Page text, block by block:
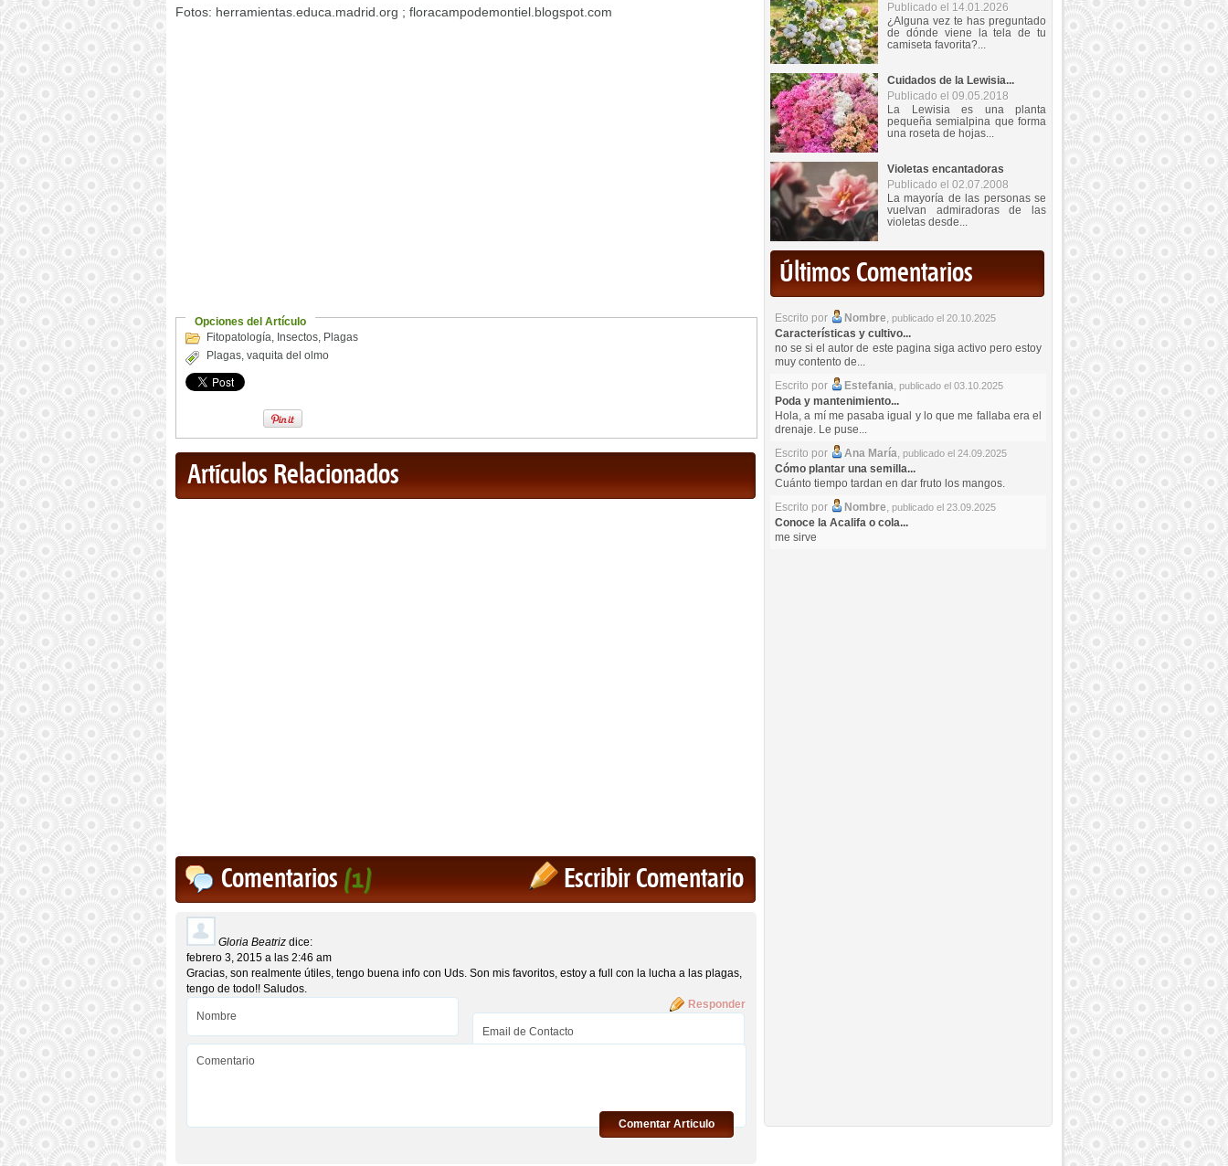
Fotos: herramientas.educa.madrid.org ; floracampodemontiel.blogspot.com
Opciones del Artículo
Fitopatología, Insectos, Plagas
Plagas, vaquita del olmo
Artículos Relacionados
Escribir Comentario
Comentarios(1)
Gloria Beatriz dice:
febrero 3, 2015 a las 2:46 am
Gracias, son realmente útiles, tengo buena info con Uds. Son mis favoritos, estoy a full con la lucha a las plagas,
tengo de todo!! Saludos.
Responder
Comentar Articulo
Publicado el 14.01.2026
¿Alguna vez te has preguntado
de dónde viene la tela de tu
camiseta favorita?...
Cuidados de la Lewisia...
Publicado el 09.05.2018
La Lewisia es una planta
pequeña semialpina que forma
una roseta de hojas...
Violetas encantadoras
Publicado el 02.07.2008
La mayoría de las personas se
vuelvan admiradoras de las
violetas desde...
Últimos Comentarios
Escrito por Nombre, publicado el 20.10.2025
Características y cultivo...
no se si el autor de este pagina siga activo pero estoy
muy contento de...
Escrito por
Estefania, publicado el 03.10.2025
Poda y mantenimiento...
Hola, a mí me pasaba igual y lo que me fallaba era el
drenaje. Le puse...
Escrito por
Ana María, publicado el 24.09.2025
Cómo plantar una semilla...
Cuánto tiempo tardan en dar fruto los mangos.
Escrito por
Nombre, publicado el 23.09.2025
Conoce la Acalifa o cola...
me sirve